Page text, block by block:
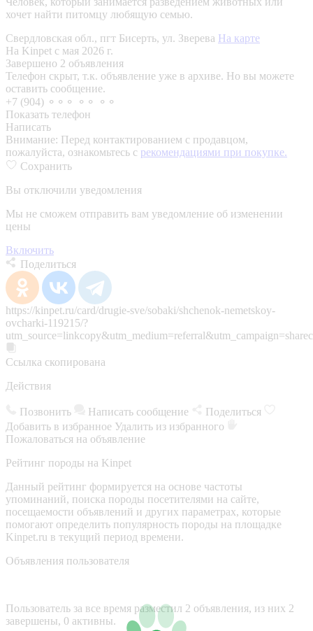
хочет найти питомцу любящую семью.
Свердловская обл., пгт Бисерть, ул. Зверева На карте
На Kinpet c мая 2026 г.
Завершено 2 объявления
Телефон скрыт, т.к. объявление уже в архиве. Но вы можете
оставить сообщение.
+7 (904) ⚬⚬⚬ ⚬⚬ ⚬⚬
Показать телефон
Написать
Внимание: Перед контактированием с продавцом,
пожалуйста, ознакомьтесь с рекомендациями при покупке.
Сохранить
Вы отключили уведомления
Мы не сможем отправить вам уведомление об изменении
цены
Включить
Поделиться
https://kinpet.ru/card/drugie-sve/sobaki/shchenok-nemetskoy-
ovcharki-119215/?
Ссылка скопирована
Действия
Позвонить Написать сообщение
Поделиться
Добавить в избранное Удалить из избранного
Пожаловаться на объявление
Рейтинг породы на Kinpet
Данный рейтинг формируется на основе частоты
упоминаний, поиска породы посетителями на сайте,
посещаемости объявлений и других параметрах, которые
помогают определить популярность породы на площадке
Kinpet.ru в текущий период времени.
Объявления пользователя
Пользователь за все время разместил 2 объявления, из них 2
завершены, 0 активны.